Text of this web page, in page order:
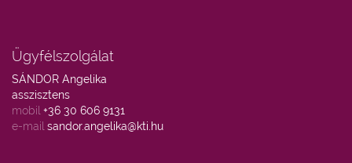
Ügyfélszolgálat
SÁNDOR Angelika
asszisztens
mobil +36 30 606 9131
e-mail sandor.angelika@kti.hu